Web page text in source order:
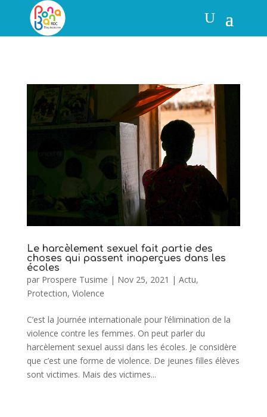
Le harcèlement sexuel fait partie des
choses qui passent inaperçues dans les
écoles
par Prospere Tusime | Nov 25, 2021 | Actu,
Protection, Violence
C’est la Journée internationale pour l’élimination de la
violence contre les femmes. On peut parler du
harcèlement sexuel aussi dans les écoles. Je considère
que c’est une forme de violence. De jeunes filles élèves
sont victimes. Mais des victimes...